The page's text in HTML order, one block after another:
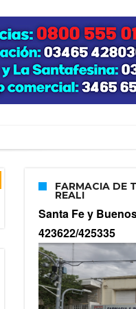
FARMACIA DE
REALI
Santa Fe y
423622/425335